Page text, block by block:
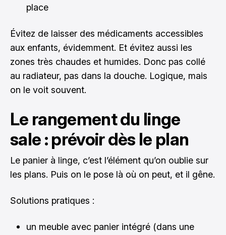
place
Évitez de laisser des médicaments accessibles
aux enfants, évidemment. Et évitez aussi les
zones très chaudes et humides. Donc pas collé
au radiateur, pas dans la douche. Logique, mais
on le voit souvent.
Le rangement du linge
sale : prévoir dès le plan
Le panier à linge, c’est l’élément qu’on oublie sur
les plans. Puis on le pose là où on peut, et il gêne.
Solutions pratiques :
un meuble avec panier intégré (dans une